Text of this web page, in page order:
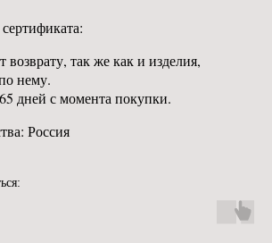
так же как и изделия,
нему.
дней с момента покупки.
Россия